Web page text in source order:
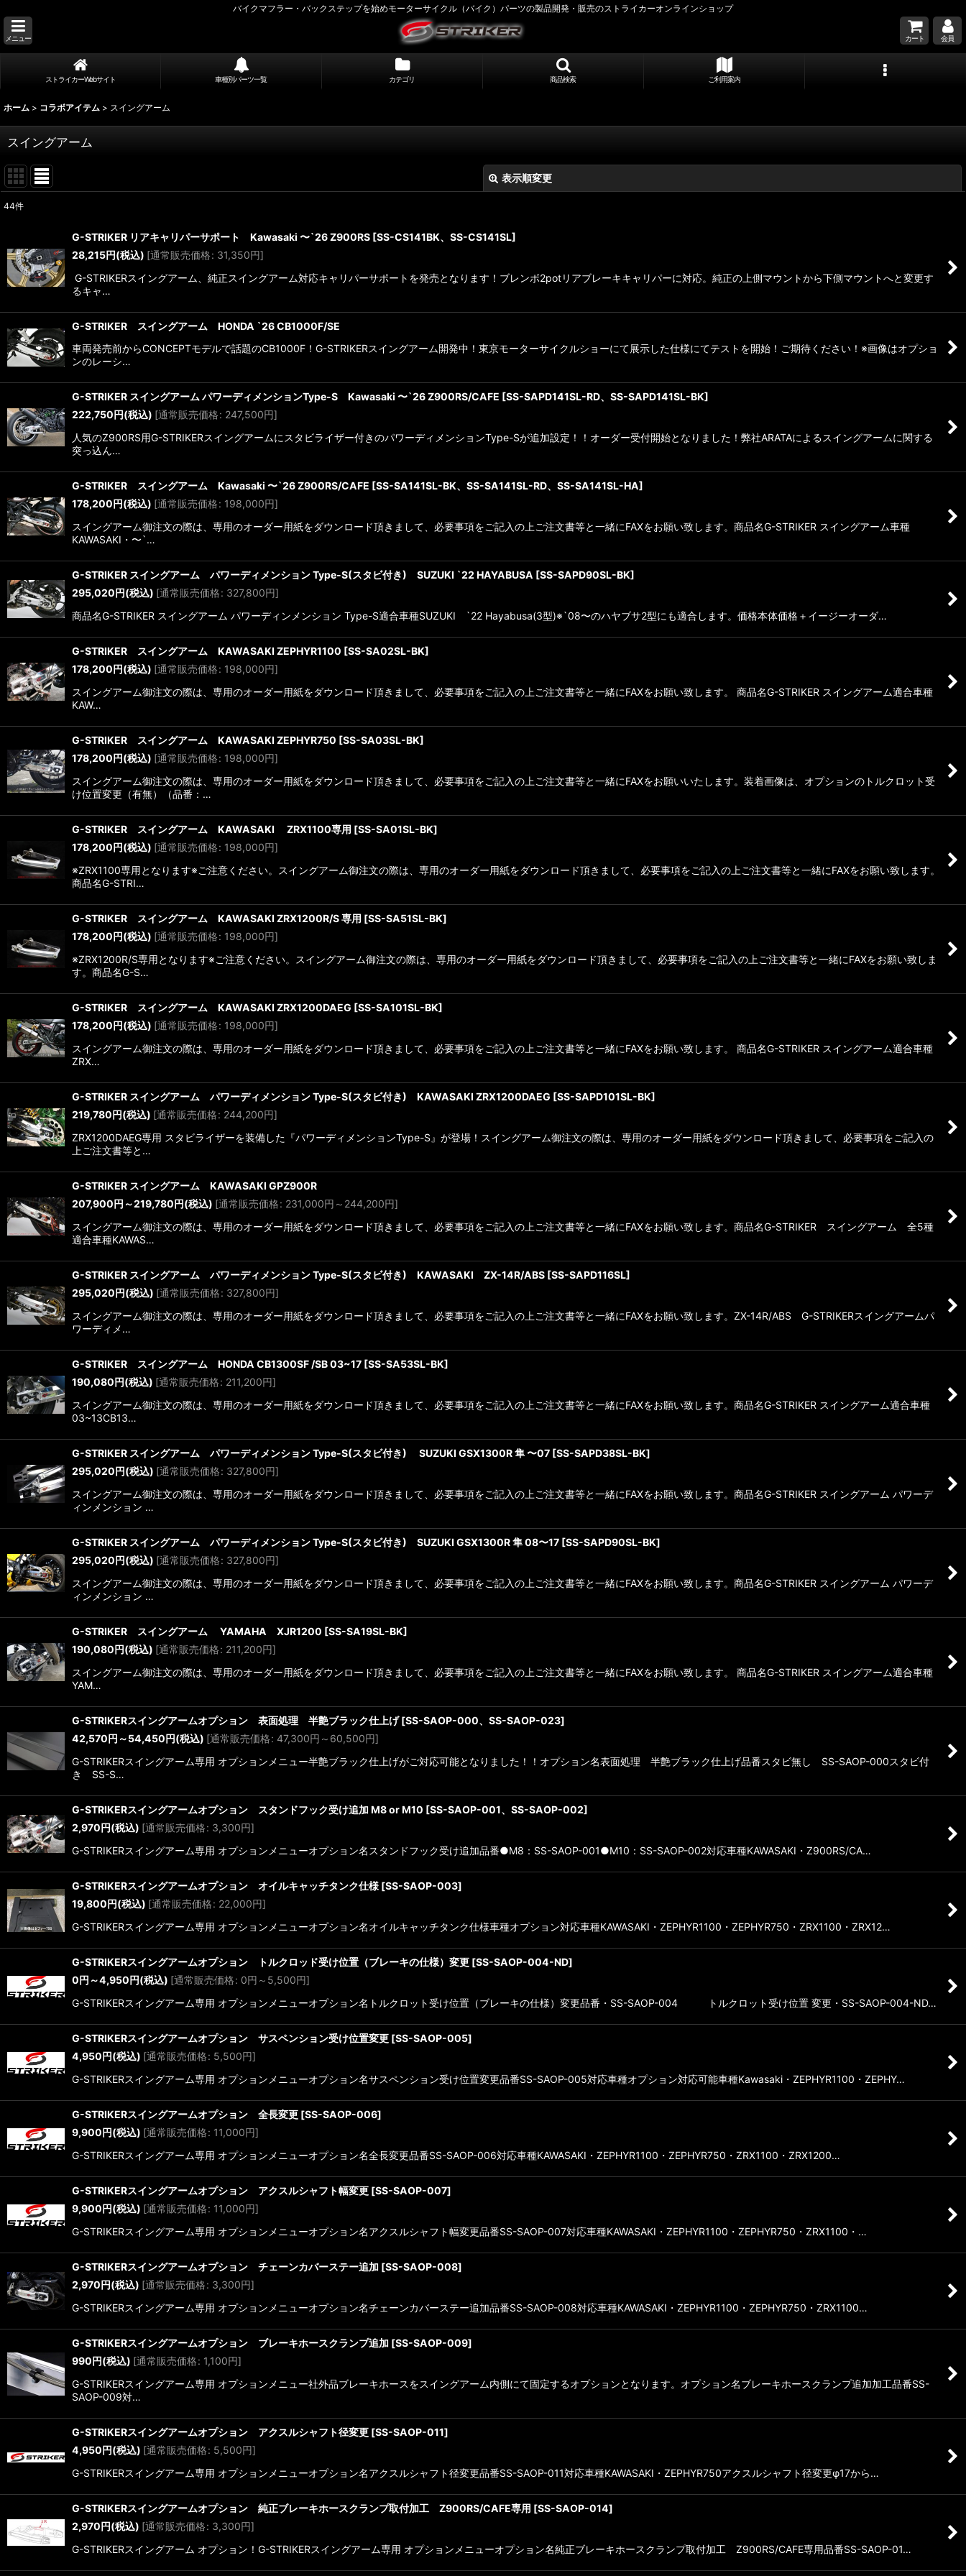
バイクマフラー・バックステップを始めモーターサイクル（バイク）パーツの製品開発・販売のストライカーオンラインショップ
メニュー カート 会員
ストライカーWebサイト 車種別パーツ一覧 カテゴリ 商品検索 ご利用案内
ホーム > コラボアイテム > スイングアーム
スイングアーム
表示順変更
並び順:
44件
G-STRIKER リアキャリパーサポート Kawasaki 〜`26 Z900RS [SS-CS141BK、SS-CS141SL]
28,215円(税込) [通常販売価格: 31,350円]
G-STRIKERスイングアーム、純正スイングアーム対応キャリパーサポートを発売となります！ブレンボ2potリアブレーキキャリパーに対応。純正の上側マウントから下側マウントへと変更す
るキャ…
G-STRIKER スイングアーム HONDA `26 CB1000F/SE
車両発売前からCONCEPTモデルで話題のCB1000F！G-STRIKERスイングアーム開発中！東京モーターサイクルショーにて展示した仕様にてテストを開始！ご期待ください！※画像はオプショ
ンのレーシ…
G-STRIKER スイングアーム パワーディメンションType-S Kawasaki 〜`26 Z900RS/CAFE [SS-SAPD141SL-RD、SS-SAPD141SL-BK]
222,750 円(税込) [通常販売価格: 247,500円]
人気のZ900RS用G-STRIKERスイングアームにスタビライザー付きのパワーディメンションType-Sが追加設定！！オーダー受付開始となりました！弊社ARATAによるスイングアームに関する
突っ込ん…
G-STRIKER スイングアーム Kawasaki 〜`26 Z900RS/CAFE [SS-SA141SL-BK、SS-SA141SL-RD、SS-SA141SL-HA]
178,200 円(税込) [通常販売価格: 198,000円]
スイングアーム御注文の際は、専用のオーダー用紙をダウンロード頂きまして、必要事項をご記入の上ご注文書等と一緒にFAXをお願い致します。商品名G-STRIKER スイングアーム車種
KAWASAKI・〜`…
G-STRIKER スイングアーム パワーディメンション Type-S(スタビ付き) SUZUKI `22 HAYABUSA [SS-SAPD90SL-BK]
295,020 円(税込) [通常販売価格: 327,800円]
商品名G-STRIKER スイングアーム パワーディンメンション Type-S適合車種SUZUKI `22 Hayabusa(3型)※`08〜のハヤブサ2型にも適合します。価格本体価格＋イージーオーダ…
G-STRIKER スイングアーム KAWASAKI ZEPHYR1100 [SS-SA02SL-BK]
178,200 円(税込) [通常販売価格: 198,000円]
スイングアーム御注文の際は、専用のオーダー用紙をダウンロード頂きまして、必要事項をご記入の上ご注文書等と一緒にFAXをお願い致します。 商品名G-STRIKER スイングアーム適合車種
KAW…
G-STRIKER スイングアーム KAWASAKI ZEPHYR750 [SS-SA03SL-BK]
178,200 円(税込) [通常販売価格: 198,000円]
スイングアーム御注文の際は、専用のオーダー用紙をダウンロード頂きまして、必要事項をご記入の上ご注文書等と一緒にFAXをお願いいたします。装着画像は、オプションのトルクロット受
け位置変更（有無）（品番：…
G-STRIKER スイングアーム KAWASAKI ZRX1100専用 [SS-SA01SL-BK]
178,200 円(税込) [通常販売価格: 198,000円]
※ZRX1100専用となります※ご注意ください。スイングアーム御注文の際は、専用のオーダー用紙をダウンロード頂きまして、必要事項をご記入の上ご注文書等と一緒にFAXをお願い致します。
商品名G-STRI…
G-STRIKER スイングアーム KAWASAKI ZRX1200R/S 専用 [SS-SA51SL-BK]
178,200 円(税込) [通常販売価格: 198,000円]
※ZRX1200R/S専用となります※ご注意ください。スイングアーム御注文の際は、専用のオーダー用紙をダウンロード頂きまして、必要事項をご記入の上ご注文書等と一緒にFAXをお願い致しま
す。商品名G-S…
G-STRIKER スイングアーム KAWASAKI ZRX1200DAEG [SS-SA101SL-BK]
178,200 円(税込) [通常販売価格: 198,000円]
スイングアーム御注文の際は、専用のオーダー用紙をダウンロード頂きまして、必要事項をご記入の上ご注文書等と一緒にFAXをお願い致します。 商品名G-STRIKER スイングアーム適合車種
ZRX…
G-STRIKER スイングアーム パワーディメンション Type-S(スタビ付き) KAWASAKI ZRX1200DAEG [SS-SAPD101SL-BK]
219,780 円(税込) [通常販売価格: 244,200円]
ZRX1200DAEG専用 スタビライザーを装備した『パワーディメンションType-S』が登場！スイングアーム御注文の際は、専用のオーダー用紙をダウンロード頂きまして、必要事項をご記入の
上ご注文書等と…
G-STRIKER スイングアーム KAWASAKI GPZ900R
207,900 円 ～219,780 円(税込) [通常販売価格: 231,000円 ～244,200円]
スイングアーム御注文の際は、専用のオーダー用紙をダウンロード頂きまして、必要事項をご記入の上ご注文書等と一緒にFAXをお願い致します。商品名G-STRIKER スイングアーム 全5種
適合車種KAWAS…
G-STRIKER スイングアーム パワーディメンション Type-S(スタビ付き) KAWASAKI ZX-14R/ABS [SS-SAPD116SL]
295,020 円(税込) [通常販売価格: 327,800円]
スイングアーム御注文の際は、専用のオーダー用紙をダウンロード頂きまして、必要事項をご記入の上ご注文書等と一緒にFAXをお願い致します。ZX-14R/ABS G-STRIKERスイングアームパ
ワーディメ…
G-STRIKER スイングアーム HONDA CB1300SF /SB 03~17 [SS-SA53SL-BK]
190,080 円(税込) [通常販売価格: 211,200円]
スイングアーム御注文の際は、専用のオーダー用紙をダウンロード頂きまして、必要事項をご記入の上ご注文書等と一緒にFAXをお願い致します。商品名G-STRIKER スイングアーム適合車種
03~13CB13…
G-STRIKER スイングアーム パワーディメンション Type-S(スタビ付き) SUZUKI GSX1300R 隼 〜07 [SS-SAPD38SL-BK]
295,020 円(税込) [通常販売価格: 327,800円]
スイングアーム御注文の際は、専用のオーダー用紙をダウンロード頂きまして、必要事項をご記入の上ご注文書等と一緒にFAXをお願い致します。商品名G-STRIKER スイングアーム パワーデ
ィンメンション …
G-STRIKER スイングアーム パワーディメンション Type-S(スタビ付き) SUZUKI GSX1300R 隼 08〜17 [SS-SAPD90SL-BK]
295,020 円(税込) [通常販売価格: 327,800円]
スイングアーム御注文の際は、専用のオーダー用紙をダウンロード頂きまして、必要事項をご記入の上ご注文書等と一緒にFAXをお願い致します。商品名G-STRIKER スイングアーム パワーデ
ィンメンション …
G-STRIKER スイングアーム YAMAHA XJR1200 [SS-SA19SL-BK]
190,080 円(税込) [通常販売価格: 211,200円]
スイングアーム御注文の際は、専用のオーダー用紙をダウンロード頂きまして、必要事項をご記入の上ご注文書等と一緒にFAXをお願い致します。 商品名G-STRIKER スイングアーム適合車種
YAM…
G-STRIKERスイングアームオプション 表面処理 半艶ブラック仕上げ [SS-SAOP-000、SS-SAOP-023]
42,570 円 ～54,450 円(税込) [通常販売価格: 47,300円 ～60,500円]
G-STRIKERスイングアーム専用 オプションメニュー半艶ブラック仕上げがご対応可能となりました！！オプション名表面処理 半艶ブラック仕上げ品番スタビ無し SS-SAOP-000スタビ付
き SS-S…
G-STRIKERスイングアームオプション スタンドフック受け追加 M8 or M10 [SS-SAOP-001、SS-SAOP-002]
2,970 円(税込) [通常販売価格: 3,300円]
G-STRIKERスイングアーム専用 オプションメニューオプション名スタンドフック受け追加品番●M8：SS-SAOP-001●M10：SS-SAOP-002対応車種KAWASAKI・Z900RS/CA…
G-STRIKERスイングアームオプション オイルキャッチタンク仕様 [SS-SAOP-003]
19,800 円(税込) [通常販売価格: 22,000円]
G-STRIKERスイングアーム専用 オプションメニューオプション名オイルキャッチタンク仕様車種オプション対応車種KAWASAKI・ZEPHYR1100・ZEPHYR750・ZRX1100・ZRX12…
G-STRIKERスイングアームオプション トルクロッド受け位置（ブレーキの仕様）変更 [SS-SAOP-004-ND]
0 円 ～4,950 円(税込) [通常販売価格: 0円 ～5,500円]
G-STRIKERスイングアーム専用 オプションメニューオプション名トルクロット受け位置（ブレーキの仕様）変更品番・SS-SAOP-004 トルクロット受け位置 変更・SS-SAOP-004-ND…
G-STRIKERスイングアームオプション サスペンション受け位置変更 [SS-SAOP-005]
4,950 円(税込) [通常販売価格: 5,500円]
G-STRIKERスイングアーム専用 オプションメニューオプション名サスペンション受け位置変更品番SS-SAOP-005対応車種オプション対応可能車種Kawasaki・ZEPHYR1100・ZEPHY…
G-STRIKERスイングアームオプション 全長変更 [SS-SAOP-006]
9,900 円(税込) [通常販売価格: 11,000円]
G-STRIKERスイングアーム専用 オプションメニューオプション名全長変更品番SS-SAOP-006対応車種KAWASAKI・ZEPHYR1100・ZEPHYR750・ZRX1100・ZRX1200…
G-STRIKERスイングアームオプション アクスルシャフト幅変更 [SS-SAOP-007]
9,900 円(税込) [通常販売価格: 11,000円]
G-STRIKERスイングアーム専用 オプションメニューオプション名アクスルシャフト幅変更品番SS-SAOP-007対応車種KAWASAKI・ZEPHYR1100・ZEPHYR750・ZRX1100・…
G-STRIKERスイングアームオプション チェーンカバーステー追加 [SS-SAOP-008]
2,970 円(税込) [通常販売価格: 3,300円]
G-STRIKERスイングアーム専用 オプションメニューオプション名チェーンカバーステー追加品番SS-SAOP-008対応車種KAWASAKI・ZEPHYR1100・ZEPHYR750・ZRX1100…
G-STRIKERスイングアームオプション ブレーキホースクランプ追加 [SS-SAOP-009]
990 円(税込) [通常販売価格: 1,100円]
G-STRIKERスイングアーム専用 オプションメニュー社外品ブレーキホースをスイングアーム内側にて固定するオプションとなります。オプション名ブレーキホースクランプ追加加工品番SS-
SAOP-009対…
G-STRIKERスイングアームオプション アクスルシャフト径変更 [SS-SAOP-011]
4,950 円(税込) [通常販売価格: 5,500円]
G-STRIKERスイングアーム専用 オプションメニューオプション名アクスルシャフト径変更品番SS-SAOP-011対応車種KAWASAKI・ZEPHYR750アクスルシャフト径変更φ17から…
G-STRIKERスイングアームオプション 純正ブレーキホースクランプ取付加工 Z900RS/CAFE専用 [SS-SAOP-014]
2,970 円(税込) [通常販売価格: 3,300円]
G-STRIKERスイングアーム オプション！G-STRIKERスイングアーム専用 オプションメニューオプション名純正ブレーキホースクランプ取付加工 Z900RS/CAFE専用品番SS-SAOP-01…